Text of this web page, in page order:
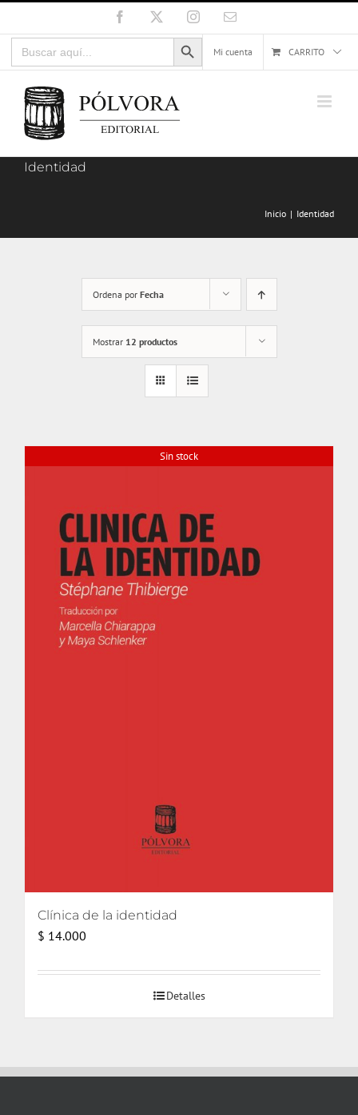
al
contenido
Facebook InstagramCorreo
Buscar:
Botón de búsqueda
Mi cuenta
CARRITO
Identidad
Inicio Identidad
Ordena por Fecha
Mostrar 12 productos
Sin stock
Clínica de la identidad
$ 14.000
Detalles